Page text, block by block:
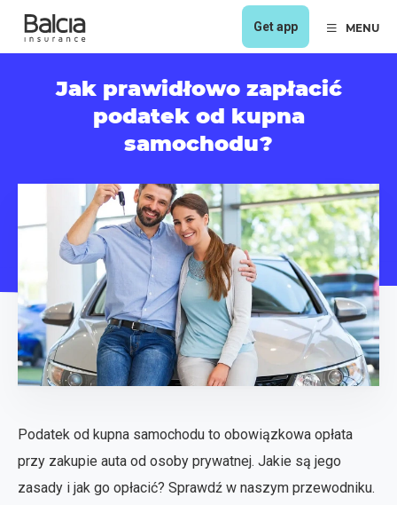
Get app MENU
Jak prawidłowo zapłacić
podatek od kupna
samochodu?
Podatek od kupna samochodu to obowiązkowa opłata
przy zakupie auta od osoby prywatnej. Jakie są jego
zasady i jak go opłacić? Sprawdź w naszym przewodniku.